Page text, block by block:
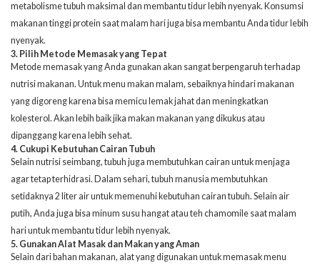
metabolisme tubuh maksimal dan membantu tidur lebih nyenyak. Konsumsi
makanan tinggi protein saat malam hari juga bisa membantu Anda tidur lebih
nyenyak.
3. Pilih Metode Memasak yang Tepat
Metode memasak yang Anda gunakan akan sangat berpengaruh terhadap
nutrisi makanan. Untuk menu makan malam, sebaiknya hindari makanan
yang digoreng karena bisa memicu lemak jahat dan meningkatkan
kolesterol. Akan lebih baik jika makan makanan yang dikukus atau
dipanggang karena lebih sehat.
4. Cukupi Kebutuhan Cairan Tubuh
Selain nutrisi seimbang, tubuh juga membutuhkan cairan untuk menjaga
agar tetap terhidrasi. Dalam sehari, tubuh manusia membutuhkan
setidaknya 2 liter air untuk memenuhi kebutuhan cairan tubuh. Selain air
putih, Anda juga bisa minum susu hangat atau teh chamomile saat malam
hari untuk membantu tidur lebih nyenyak.
5. Gunakan Alat Masak dan Makan yang Aman
Selain dari bahan makanan, alat yang digunakan untuk memasak menu